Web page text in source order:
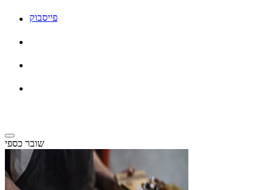
פייסבוק
שובר כספי